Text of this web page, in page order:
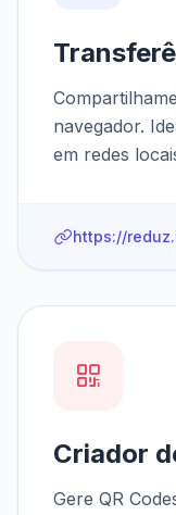
navegador.
em redes
https://
Criador
Gere QR